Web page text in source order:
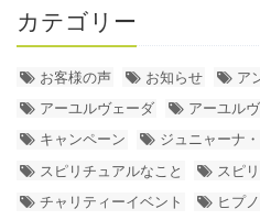
カテゴリー
お客様の声 お知らせ
ア
アーユルヴェーダ
アーユル
キャンペーン
ジュニャーナ
スピリチュアルなこと
スピ
チャリティーイベント
ヒプ